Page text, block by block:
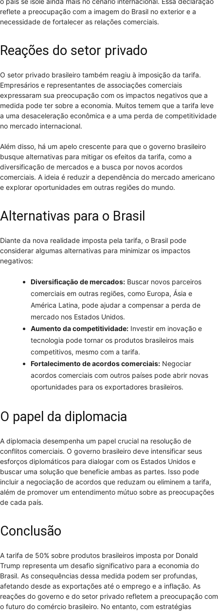
reflete a preocupação com a imagem do Brasil no exterior e a
necessidade de fortalecer as relações comerciais.
Reações do setor privado
O setor privado brasileiro também reagiu à imposição da tarifa.
Empresários e representantes de associações comerciais
expressaram sua preocupação com os impactos negativos que a
medida pode ter sobre a economia. Muitos temem que a tarifa leve
a uma desaceleração econômica e a uma perda de competitividade
no mercado internacional.
Além disso, há um apelo crescente para que o governo brasileiro
busque alternativas para mitigar os efeitos da tarifa, como a
diversificação de mercados e a busca por novos acordos
comerciais. A ideia é reduzir a dependência do mercado americano
e explorar oportunidades em outras regiões do mundo.
Alternativas para o Brasil
Diante da nova realidade imposta pela tarifa, o Brasil pode
considerar algumas alternativas para minimizar os impactos
negativos:
Diversificação de mercados: Buscar novos parceiros
comerciais em outras regiões, como Europa, Ásia e
América Latina, pode ajudar a compensar a perda de
mercado nos Estados Unidos.
Aumento da competitividade: Investir em inovação e
tecnologia pode tornar os produtos brasileiros mais
competitivos, mesmo com a tarifa.
Fortalecimento de acordos comerciais: Negociar
acordos comerciais com outros países pode abrir novas
oportunidades para os exportadores brasileiros.
O papel da diplomacia
A diplomacia desempenha um papel crucial na resolução de
conflitos comerciais. O governo brasileiro deve intensificar seus
esforços diplomáticos para dialogar com os Estados Unidos e
buscar uma solução que beneficie ambas as partes. Isso pode
incluir a negociação de acordos que reduzam ou eliminem a tarifa,
além de promover um entendimento mútuo sobre as preocupações
de cada país.
Conclusão
A tarifa de 50% sobre produtos brasileiros imposta por Donald
Trump representa um desafio significativo para a economia do
Brasil. As consequências dessa medida podem ser profundas,
afetando desde as exportações até o emprego e a inflação. As
reações do governo e do setor privado refletem a preocupação com
o futuro do comércio brasileiro. No entanto, com estratégias